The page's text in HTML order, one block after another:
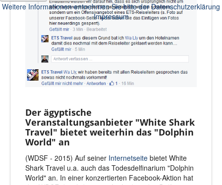
Der ägyptische
Veranstaltungsanbieter "White Shark
Travel" bietet weiterhin das "Dolphin
World" an
(WDSF - 2015) Auf seiner Internetseite bietet White
Shark Travel u.a. auch das Todesdelfinarium "Dolphin
World" an. In einer konzertierten Facebook-Aktion hat
Weitere Informationen entnehmen Sie bitte der Datenschutzerklärung
Impressum